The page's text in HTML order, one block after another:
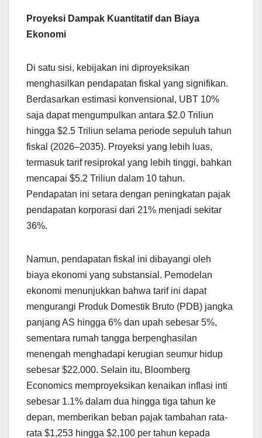
Proyeksi Dampak Kuantitatif dan Biaya
Ekonomi
Di satu sisi, kebijakan ini diproyeksikan
menghasilkan pendapatan fiskal yang signifikan.
Berdasarkan estimasi konvensional, UBT 10%
saja dapat mengumpulkan antara $2.0 Triliun
hingga $2.5 Triliun selama periode sepuluh tahun
fiskal (2026–2035). Proyeksi yang lebih luas,
termasuk tarif resiprokal yang lebih tinggi, bahkan
mencapai $5.2 Triliun dalam 10 tahun.
Pendapatan ini setara dengan peningkatan pajak
pendapatan korporasi dari 21% menjadi sekitar
36%.
Namun, pendapatan fiskal ini dibayangi oleh
biaya ekonomi yang substansial. Pemodelan
ekonomi menunjukkan bahwa tarif ini dapat
mengurangi Produk Domestik Bruto (PDB) jangka
panjang AS hingga 6% dan upah sebesar 5%,
sementara rumah tangga berpenghasilan
menengah menghadapi kerugian seumur hidup
sebesar $22.000. Selain itu, Bloomberg
Economics memproyeksikan kenaikan inflasi inti
sebesar 1.1% dalam dua hingga tiga tahun ke
depan, memberikan beban pajak tambahan rata-
rata $1,253 hingga $2,100 per tahun kepada